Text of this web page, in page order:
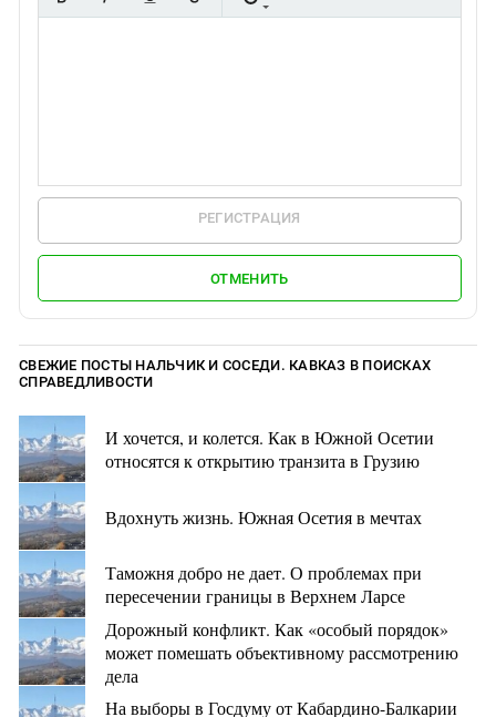
РЕГИСТРАЦИЯ
ОТМЕНИТЬ
СВЕЖИЕ ПОСТЫ НАЛЬЧИК И СОСЕДИ. КАВКАЗ В ПОИСКАХ
СПРАВЕДЛИВОСТИ
И хочется, и колется. Как в Южной Осетии
относятся к открытию транзита в Грузию
Вдохнуть жизнь. Южная Осетия в мечтах
Таможня добро не дает. О проблемах при
пересечении границы в Верхнем Ларсе
Дорожный конфликт. Как «особый порядок»
может помешать объективному рассмотрению
дела
На выборы в Госдуму от Кабардино-Балкарии